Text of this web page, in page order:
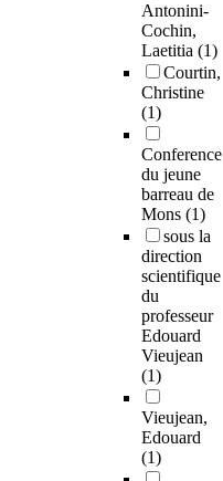
Antonini-
Cochin,
Laetitia (1)
Courtin,
Christine
(1)
Conference
du jeune
barreau de
Mons (1)
sous la
direction
scientifique
du
professeur
Edouard
Vieujean
(1)
Vieujean,
Edouard
(1)